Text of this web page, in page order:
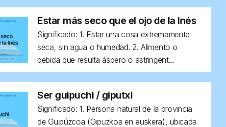
Estar más seco que el ojo de la Inés
Significado: 1. Estar una cosa extremamente
seca, sin agua o humedad. 2. Alimento o
bebida que resulta áspero o astringent...
Ser guipuchi / giputxi
Significado: 1. Persona natural de la provincia
de Guipúzcoa (Gipuzkoa en euskera), ubicada